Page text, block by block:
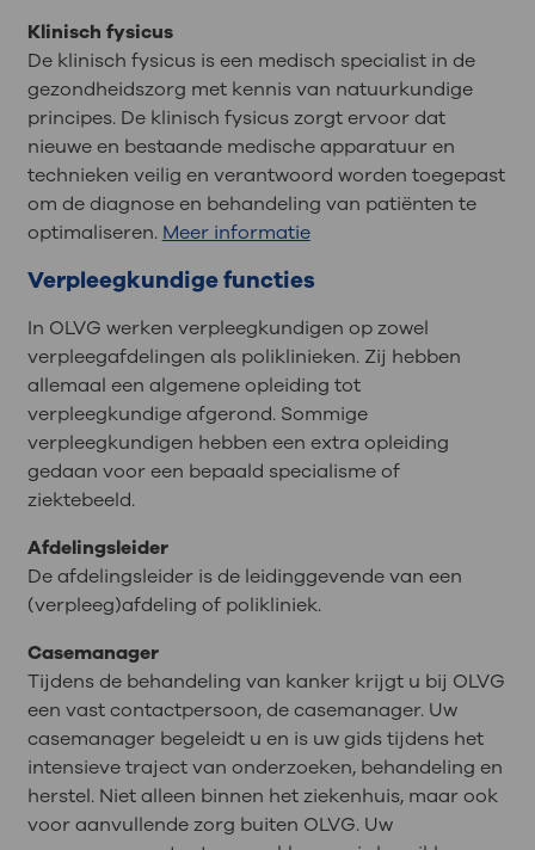
Klinisch fysicus
De klinisch fysicus is een medisch specialist in de
gezondheidszorg met kennis van natuurkundige
principes. De klinisch fysicus zorgt ervoor dat
nieuwe en bestaande medische apparatuur en
technieken veilig en verantwoord worden toegepast
om de diagnose en behandeling van patiënten te
optimaliseren. Meer informatie
Verpleegkundige functies
In OLVG werken verpleegkundigen op zowel
verpleegafdelingen als poliklinieken. Zij hebben
allemaal een algemene opleiding tot
verpleegkundige afgerond. Sommige
verpleegkundigen hebben een extra opleiding
gedaan voor een bepaald specialisme of
ziektebeeld.
Afdelingsleider
De afdelingsleider is de leidinggevende van een
(verpleeg)afdeling of polikliniek.
Casemanager
Tijdens de behandeling van kanker krijgt u bij OLVG
een vast contactpersoon, de casemanager. Uw
casemanager begeleidt u en is uw gids tijdens het
intensieve traject van onderzoeken, behandeling en
herstel. Niet alleen binnen het ziekenhuis, maar ook
voor aanvullende zorg buiten OLVG. Uw